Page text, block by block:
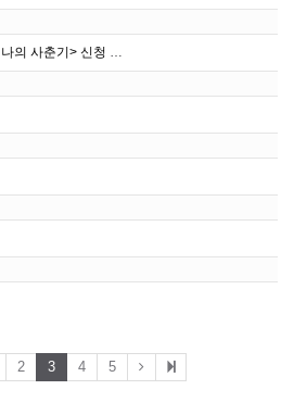
2월 체험관 성교육 <동고동락 나의 사춘기> 신청 안내
2 3 4 5